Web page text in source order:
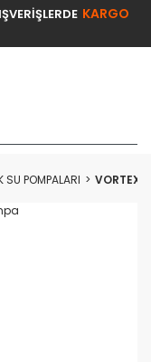
KARGO
SU POMPALARI VORTEX